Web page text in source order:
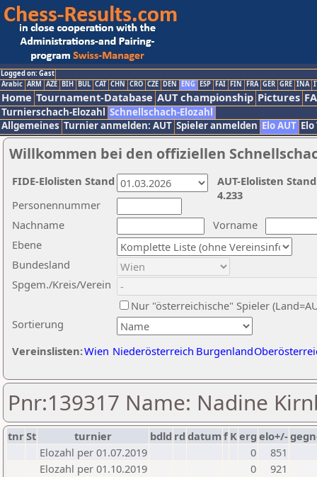
Logged on: Gast
Arabic ARM AZE BIH BUL CAT CHN CRO CZE DEN ENG ESP FAI FIN FRA GER GRE INA
Home Tournament-Database AUT championship Pictures
Turnierschach-Elozahl Schnellschach-Elozahl
Allgemeines Turnier anmelden: AUT Spieler anmelden Elo AUT
Willkommen bei den offiziellen
Nachname
Vorname
Ebene
Sortierung
Personennummer
Bundesland
Spgem./Kreis/Verein
Nur "österreichische" Spieler
Vereinslisten:Wien Niederösterreich Burgenland
AUT-Elolisten
4.233
FIDE-Elolisten Stand
Pnr:139317 Name: Nadine
tnrSt turnier bdld rd datumf Kerg elo+/-
Elozahl per 01.07.2019
0
851
Elozahl per 01.10.2019
0
921